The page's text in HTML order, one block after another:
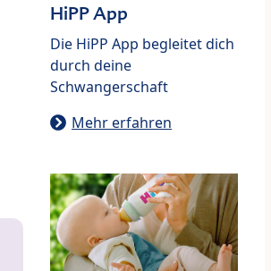
HiPP App
Die HiPP App begleitet dich
durch deine
Schwangerschaft
Mehr erfahren